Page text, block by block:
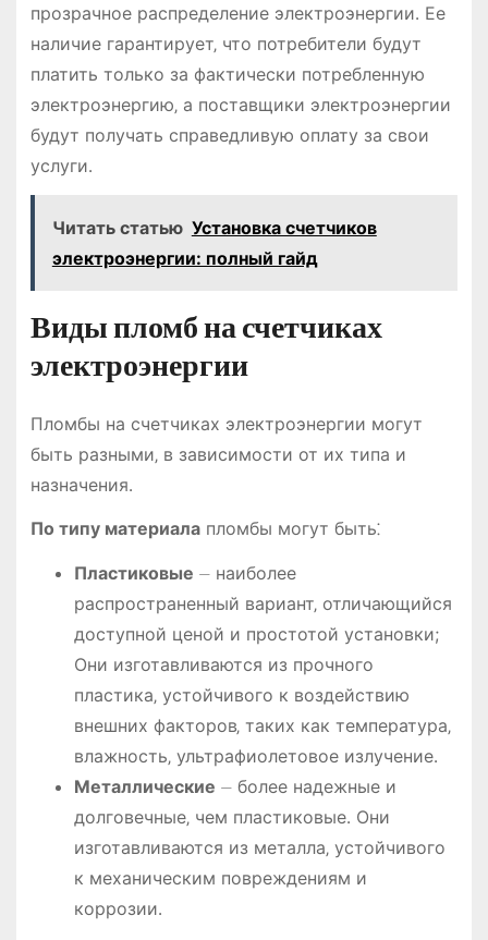
прозрачное распределение электроэнергии․ Ее
наличие гарантирует‚ что потребители будут
платить только за фактически потребленную
электроэнергию‚ а поставщики электроэнергии
будут получать справедливую оплату за свои
услуги․
Читать статью Установка счетчиков
электроэнергии: полный гайд
Виды пломб на счетчиках
электроэнергии
Пломбы на счетчиках электроэнергии могут
быть разными‚ в зависимости от их типа и
назначения․
По типу материалапломбы могут быть⁚
Пластиковые ⏤ наиболее
распространенный вариант‚ отличающийся
доступной ценой и простотой установки;
Они изготавливаются из прочного
пластика‚ устойчивого к воздействию
внешних факторов‚ таких как температура‚
влажность‚ ультрафиолетовое излучение․
Металлические ⏤ более надежные и
долговечные‚ чем пластиковые․ Они
изготавливаются из металла‚ устойчивого
к механическим повреждениям и
коррозии․